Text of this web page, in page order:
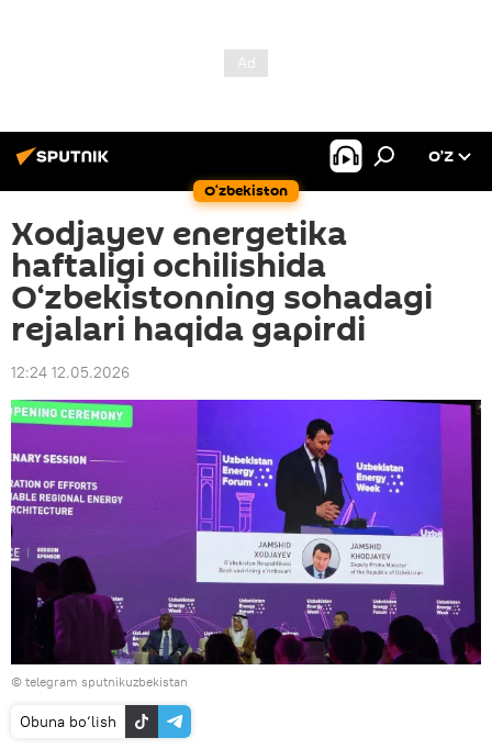
O‘zbekiston
O’Z
Xodjayev energetika
haftaligi ochilishida
O‘zbekistonning sohadagi
rejalari haqida gapirdi
12:24 12.05.2026
© telegram sputnikuzbekistan
Obuna bo‘lish